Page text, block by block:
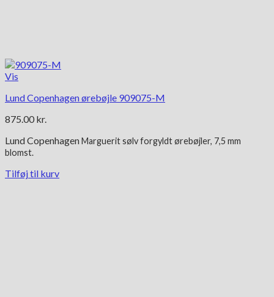
Vis
Lund Copenhagen ørebøjle 909075-M
875.00 kr.
Lund CopenhagenMargueritsølv forgyldtørebøjler, 7,5 mm
blomst.
Tilføj til kurv